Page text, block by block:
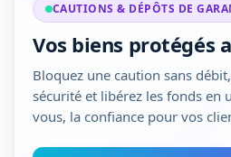
CAUTIONS & DÉPÔTS DE
Vos biens protégés
Bloquez une caution sans
sécurité et libérez les fonds en
vous, la confiance pour vos